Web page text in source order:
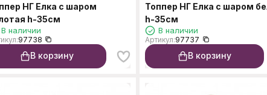
НГ Елка с шаром
h-35см
В наличии
97738
В корзину
Топпер НГ Елка с шаром
h-35см
В наличии
Артикул:97737
В корзину